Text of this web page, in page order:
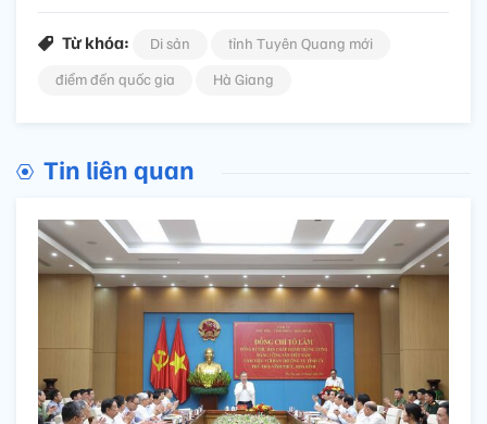
Từ khóa: Di sản
tỉnh Tuyên Quang mới
điểm đến quốc gia
Hà Giang
Tin liên quan